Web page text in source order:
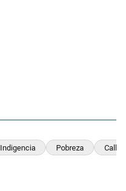
Indigencia Pobreza Calle